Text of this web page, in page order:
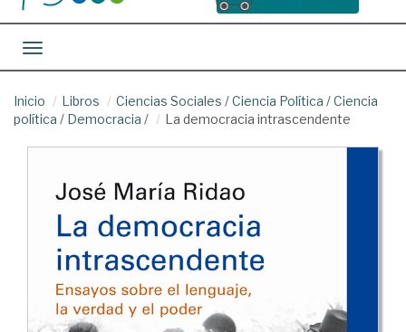
Toggle navigation
Inicio Libros Ciencias Sociales /Ciencia Política /Ciencia
política / Democracia / La democracia intrascendente